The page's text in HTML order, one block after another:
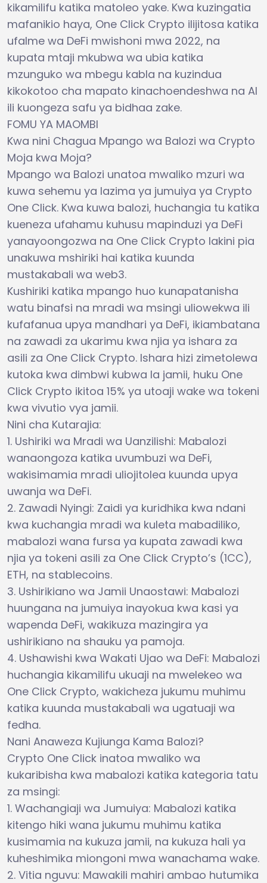
kikamilifu katika matoleo yake. Kwa kuzingatia
mafanikio haya, One Click Crypto ilijitosa katika
ufalme wa DeFi mwishoni mwa 2022, na
kupata mtaji mkubwa wa ubia katika
mzunguko wa mbegu kabla na kuzindua
kikokotoo cha mapato kinachoendeshwa na AI
ili kuongeza safu ya bidhaa zake.
FOMU YA MAOMBI
Kwa nini Chagua Mpango wa Balozi wa Crypto
Moja kwa Moja?
Mpango wa Balozi unatoa mwaliko mzuri wa
kuwa sehemu ya lazima ya jumuiya ya Crypto
One Click. Kwa kuwa balozi, huchangia tu katika
kueneza ufahamu kuhusu mapinduzi ya DeFi
yanayoongozwa na One Click Crypto lakini pia
unakuwa mshiriki hai katika kuunda
mustakabali wa web3.
Kushiriki katika mpango huo kunapatanisha
watu binafsi na mradi wa msingi uliowekwa ili
kufafanua upya mandhari ya DeFi, ikiambatana
na zawadi za ukarimu kwa njia ya ishara za
asili za One Click Crypto. Ishara hizi zimetolewa
kutoka kwa dimbwi kubwa la jamii, huku One
Click Crypto ikitoa 15% ya utoaji wake wa tokeni
kwa vivutio vya jamii.
Nini cha Kutarajia:
1. Ushiriki wa Mradi wa Uanzilishi: Mabalozi
wanaongoza katika uvumbuzi wa DeFi,
wakisimamia mradi uliojitolea kuunda upya
uwanja wa DeFi.
2. Zawadi Nyingi: Zaidi ya kuridhika kwa ndani
kwa kuchangia mradi wa kuleta mabadiliko,
mabalozi wana fursa ya kupata zawadi kwa
njia ya tokeni asili za One Click Crypto’s (1CC),
ETH, na stablecoins.
3. Ushirikiano wa Jamii Unaostawi: Mabalozi
huungana na jumuiya inayokua kwa kasi ya
wapenda DeFi, wakikuza mazingira ya
ushirikiano na shauku ya pamoja.
4. Ushawishi kwa Wakati Ujao wa DeFi: Mabalozi
huchangia kikamilifu ukuaji na mwelekeo wa
One Click Crypto, wakicheza jukumu muhimu
katika kuunda mustakabali wa ugatuaji wa
fedha.
Nani Anaweza Kujiunga Kama Balozi?
Crypto One Click inatoa mwaliko wa
kukaribisha kwa mabalozi katika kategoria tatu
za msingi:
1. Wachangiaji wa Jumuiya: Mabalozi katika
kitengo hiki wana jukumu muhimu katika
kusimamia na kukuza jamii, na kukuza hali ya
kuheshimika miongoni mwa wanachama wake.
2. Vitia nguvu: Mawakili mahiri ambao hutumika